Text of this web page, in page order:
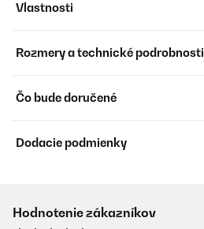
Vlastnosti
Rozmery a technické podrobnosti
Čo bude doručené
Dodacie podmienky
Hodnotenie zákazníkov